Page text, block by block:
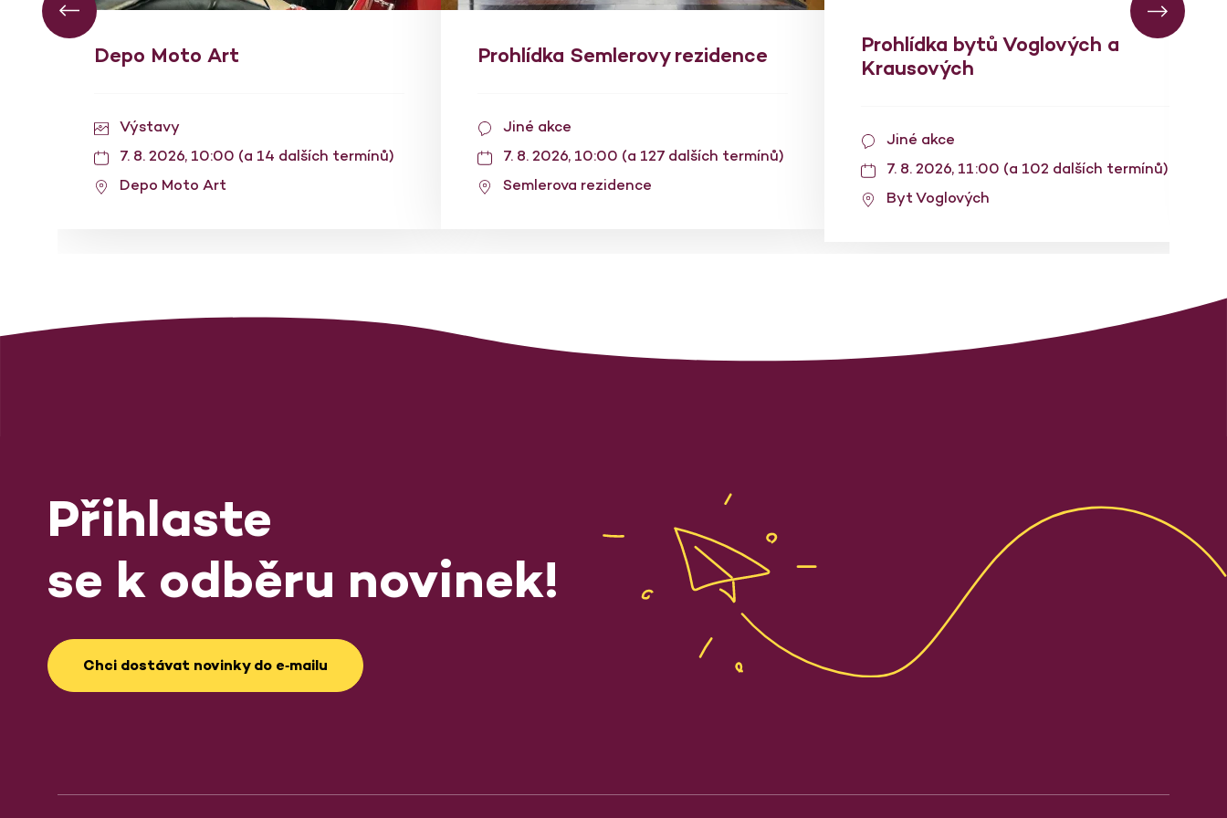
Depo Moto Art
Výstavy
7. 8. 2026, 10:00 (a 14 dalších termínů)
Depo Moto Art
Prohlídka Semlerovy rezidence
Jiné akce
7. 8. 2026, 10:00 (a 127 dalších termínů)
Semlerova rezidence
Prohlídka bytů Voglových a
Krausových
Jiné akce
7. 8. 2026, 11:00 (a 102 dalších termínů)
Byt Voglových
Přihlaste
se k odběru novinek!
Chci dostávat novinky do e‑mailu